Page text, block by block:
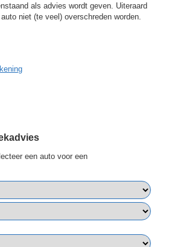
als advies wordt geven. Uiteraard
niet (te veel) overschreden worden.
een auto voor een